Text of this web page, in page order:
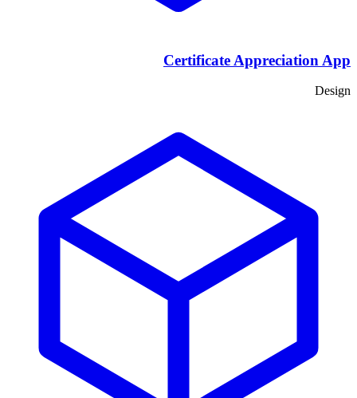
Certificate Appreciation App
Design